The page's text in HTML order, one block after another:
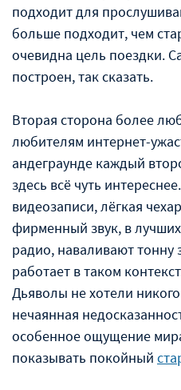
подходит для
больше подходит, чем
очевидна цель поездки.
построен, так сказать.
Вторая сторона более
любителям интернет-
андеграунде каждый
здесь всё чуть
видеозаписи, лёгкая
фирменный звук, в
радио, наваливают тонну
работает в таком
Дьяволы не хотели
нечаянная
особенное ощущение
показывать покойный